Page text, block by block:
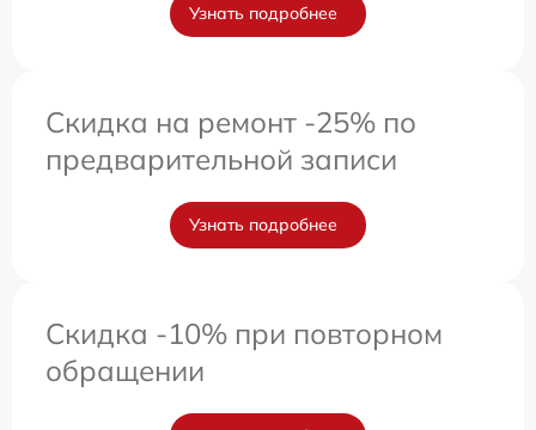
Узнать подробнее
Скидка на ремонт -25% по
предварительной записи
Узнать подробнее
Скидка -10% при повторном
обращении